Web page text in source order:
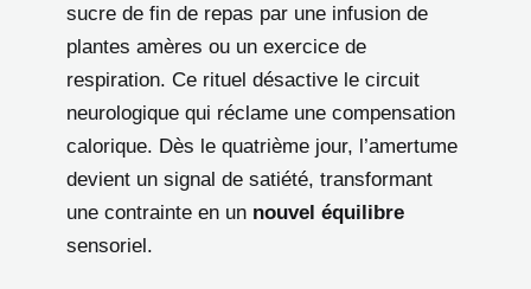
sucre de fin de repas par une infusion de
plantes amères ou un exercice de
respiration. Ce rituel désactive le circuit
neurologique qui réclame une compensation
calorique. Dès le quatrième jour, l’amertume
devient un signal de satiété, transformant
une contrainte en un nouvel équilibre
sensoriel.